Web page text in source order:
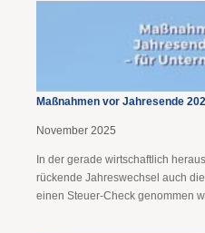
Maßnahmen vor Jahresende
November 2025
In der gerade wirtschaftlich
rückende Jahreswechsel auch
einen Steuer-Check genommen